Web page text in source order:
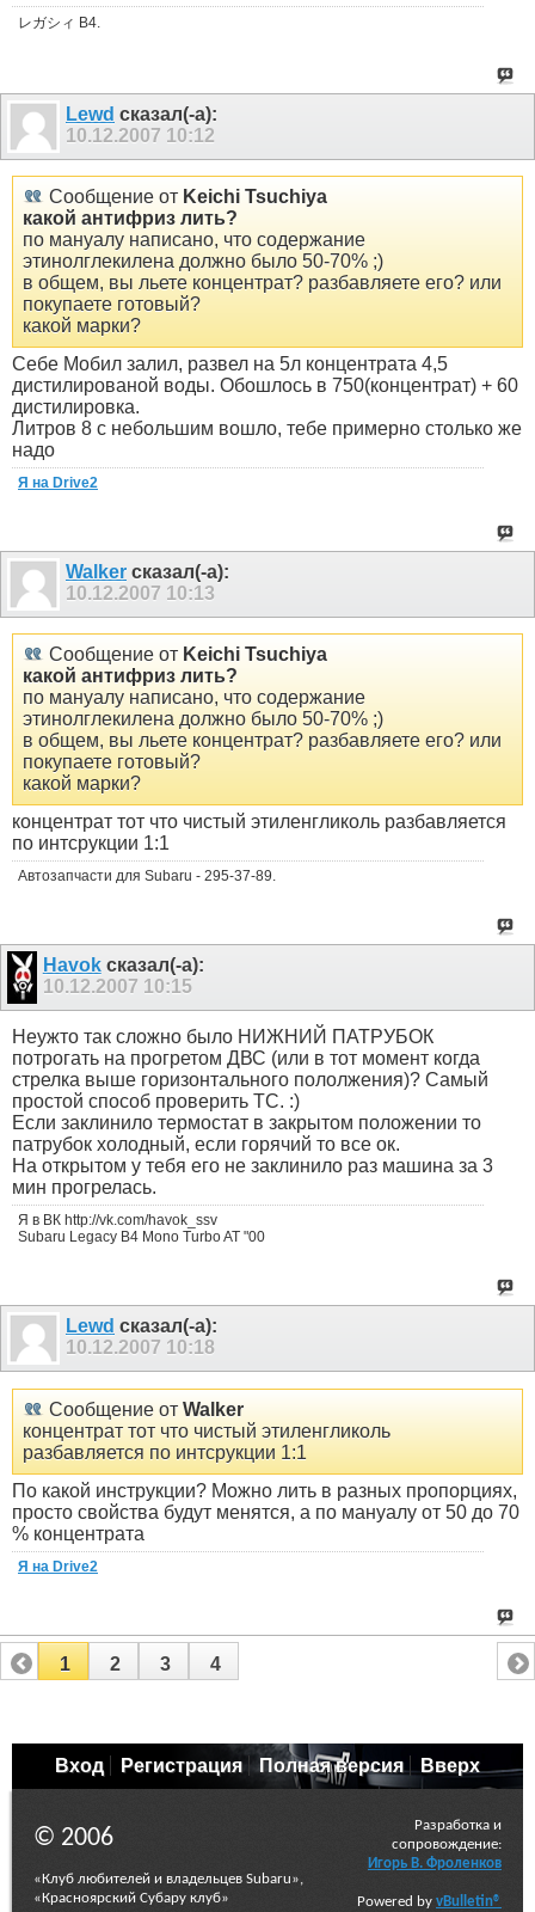
レガシィ B4.
Lewd сказал(-а):
10.12.2007 10:12
Сообщение от Keichi Tsuchiya
какой антифриз лить?
по мануалу написано, что содержание
этинолглекилена должно было 50-70% ;)
в общем, вы льете концентрат? разбавляете его? или
покупаете готовый?
какой марки?
Себе Мобил залил, развел на 5л концентрата 4,5
дистилированой воды. Обошлось в 750(концентрат) + 60
дистилировка.
Литров 8 с небольшим вошло, тебе примерно столько же
надо
Я на Drive2
Walker сказал(-а):
10.12.2007 10:13
Сообщение от Keichi Tsuchiya
какой антифриз лить?
по мануалу написано, что содержание
этинолглекилена должно было 50-70% ;)
в общем, вы льете концентрат? разбавляете его? или
покупаете готовый?
какой марки?
концентрат тот что чистый этиленгликоль разбавляется
по интсрукции 1:1
Автозапчасти для Subaru - 295-37-89.
Havokсказал(-а):
10.12.2007 10:15
Неужто так сложно было НИЖНИЙ ПАТРУБОК
потрогать на прогретом ДВС (или в тот момент когда
стрелка выше горизонтального пололжения)? Самый
простой способ проверить ТС. :)
Если заклинило термостат в закрытом положении то
патрубок холодный, если горячий то все ок.
На открытом у тебя его не заклинило раз машина за 3
мин прогрелась.
Я в ВК http://vk.com/havok_ssv
Subaru Legacy B4 Mono Turbo AT "00
Lewd сказал(-а):
10.12.2007 10:18
Сообщение от Walker
концентрат тот что чистый этиленгликоль
разбавляется по интсрукции 1:1
По какой инструкции? Можно лить в разных пропорциях,
просто свойства будут менятся, а по мануалу от 50 до 70
% концентрата
Я на Drive2
1 2 3 4
Вход Регистрация Полная версия Вверх
© 2006
«Клуб любителей и владельцев Subaru»,
«Красноярский Субару клуб»
Разработка и
сопровождение:
Игорь В. Фроленков
Powered by vBulletin®